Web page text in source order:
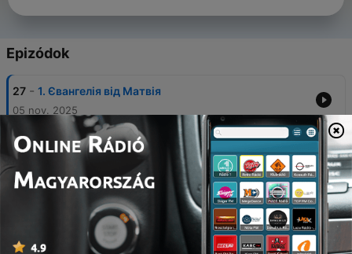
Epizódok
27 - 1. Євангелія від Матвія
05 nov. 2025
26 - 2. Євангелія від Марка
05 nov. 2025
25 - 3. Євангелія від Луки
24 - 4. Євангелія від Івана